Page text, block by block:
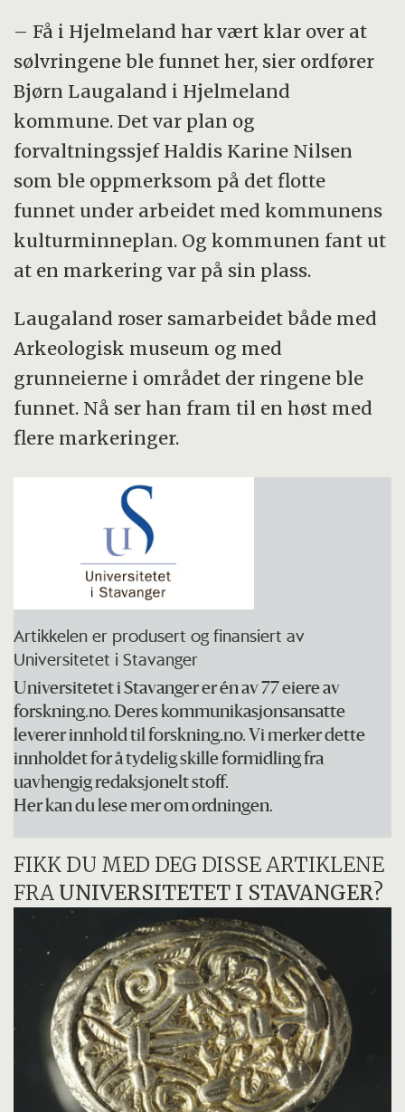
– Få i Hjelmeland har vært klar over at
sølvringene ble funnet her, sier ordfører
Bjørn Laugaland i Hjelmeland
kommune. Det var plan og
forvaltningssjef Haldis Karine Nilsen
som ble oppmerksom på det flotte
funnet under arbeidet med kommunens
kulturminneplan. Og kommunen fant ut
at en markering var på sin plass.
Laugaland roser samarbeidet både med
Arkeologisk museum og med
grunneierne i området der ringene ble
funnet. Nå ser han fram til en høst med
flere markeringer.
Artikkelen er produsert og finansiert av
Universitetet i Stavanger
Universitetet i Stavanger er én av 77 eiere av
forskning.no. Deres kommunikasjonsansatte
leverer innhold til forskning.no. Vi merker dette
innholdet for å tydelig skille formidling fra
uavhengig redaksjonelt stoff.
Her kan du lese mer om ordningen.
FIKK DU MED DEG DISSE ARTIKLENE
FRA UNIVERSITETET I STAVANGER?